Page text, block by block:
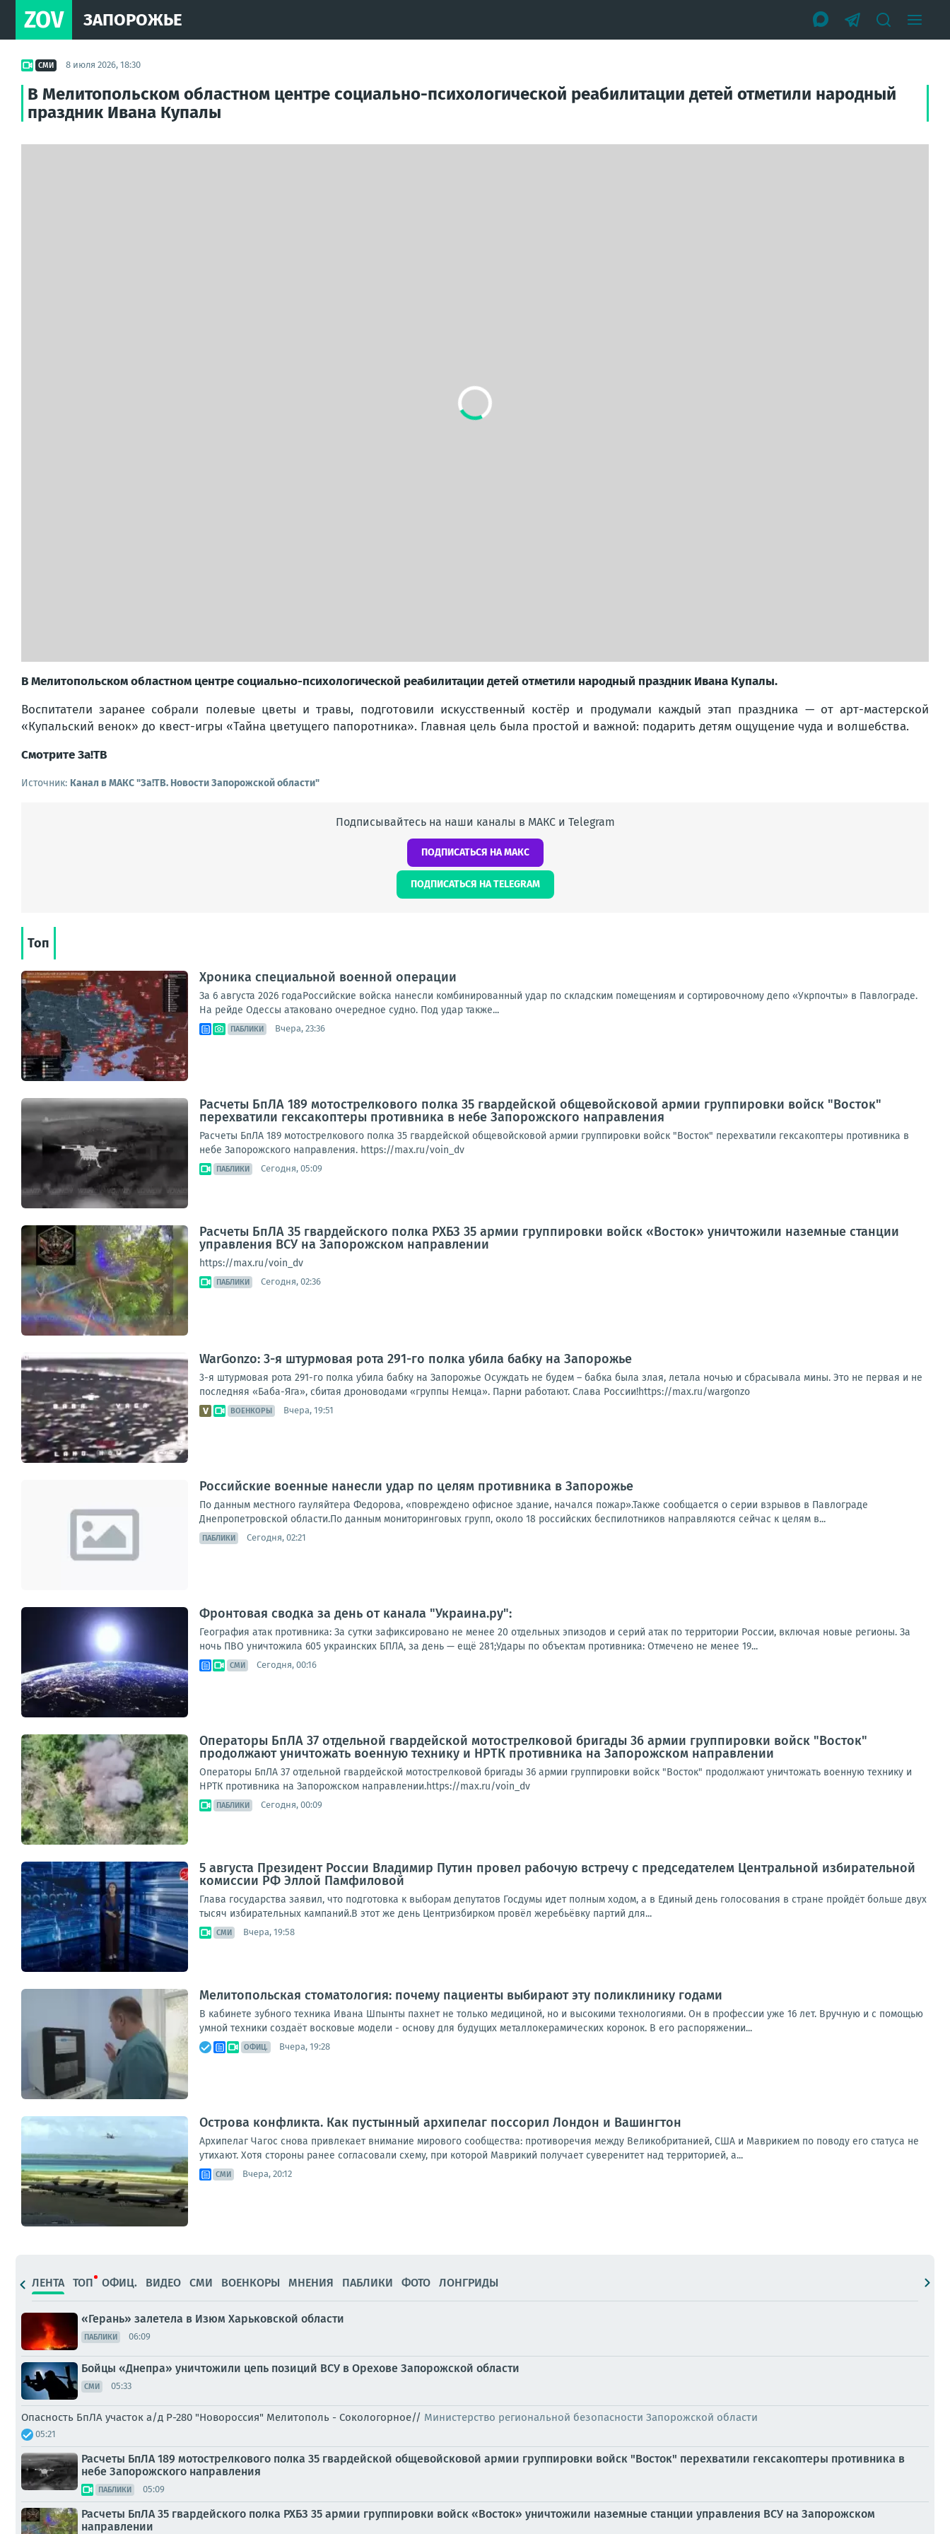
ZOV ЗАПОРОЖЬЕ
СМИ 8 июля 2026, 18:30
В Мелитопольском областном центре социально-психологической реабилитации детей отметили народный
праздник Ивана Купалы
В Мелитопольском областном центре социально-психологической реабилитации детей отметили народный праздник Ивана Купалы.
Воспитатели заранее собрали полевые цветы и травы, подготовили искусственный костёр и продумали каждый этап праздника — от арт-мастерской
«Купальский венок» до квест-игры «Тайна цветущего папоротника». Главная цель была простой и важной: подарить детям ощущение чуда и волшебства.
Смотрите За!ТВ
Источник: Канал в МАКС "Зa!ТВ. Новости Запорожской области"
Подписывайтесь на наши каналы в МАКС и Telegram
ПОДПИСАТЬСЯ НА МАКС
ПОДПИСАТЬСЯ НА TELEGRAM
Топ
Хроника специальной военной операции
За 6 августа 2026 годаРоссийские войска нанесли комбинированный удар по складским помещениям и сортировочному депо «Укрпочты» в Павлограде.
На рейде Одессы атаковано очередное судно. Под удар также...
ПАБЛИКИ Вчера, 23:36
Расчеты БпЛА 189 мотострелкового полка 35 гвардейской общевойсковой армии группировки войск "Восток"
перехватили гексакоптеры противника в небе Запорожского направления
Расчеты БпЛА 189 мотострелкового полка 35 гвардейской общевойсковой армии группировки войск "Восток" перехватили гексакоптеры противника в
небе Запорожского направления. https://max.ru/voin_dv
ПАБЛИКИ Сегодня, 05:09
Расчеты БпЛА 35 гвардейского полка РХБЗ 35 армии группировки войск «Восток» уничтожили наземные станции
управления ВСУ на Запорожском направлении
https://max.ru/voin_dv
ПАБЛИКИ Сегодня, 02:36
WarGonzo: 3-я штурмовая рота 291-го полка убила бабку на Запорожье
3-я штурмовая рота 291-го полка убила бабку на Запорожье Осуждать не будем – бабка была злая, летала ночью и сбрасывала мины. Это не первая и не
последняя «Баба-Яга», сбитая дроноводами «группы Немца». Парни работают. Слава России!https://max.ru/wargonzo
ВОЕНКОРЫ Вчера, 19:51
Российские военные нанесли удар по целям противника в Запорожье
По данным местного гауляйтера Федорова, «повреждено офисное здание, начался пожар».Также сообщается о серии взрывов в Павлограде
Днепропетровской области.По данным мониторинговых групп, около 18 российских беспилотников направляются сейчас к целям в...
ПАБЛИКИ Сегодня, 02:21
Фронтовая сводка за день от канала "Украина.ру":
География атак противника: За сутки зафиксировано не менее 20 отдельных эпизодов и серий атак по территории России, включая новые регионы. За
ночь ПВО уничтожила 605 украинских БПЛА, за день — ещё 281;Удары по объектам противника: Отмечено не менее 19...
СМИ Сегодня, 00:16
Операторы БпЛА 37 отдельной гвардейской мотострелковой бригады 36 армии группировки войск "Восток"
продолжают уничтожать военную технику и НРТК противника на Запорожском направлении
Операторы БпЛА 37 отдельной гвардейской мотострелковой бригады 36 армии группировки войск "Восток" продолжают уничтожать военную технику и
НРТК противника на Запорожском направлении.https://max.ru/voin_dv
ПАБЛИКИ Сегодня, 00:09
5 августа Президент России Владимир Путин провел рабочую встречу с председателем Центральной избирательной
комиссии РФ Эллой Памфиловой
Глава государства заявил, что подготовка к выборам депутатов Госдумы идет полным ходом, а в Единый день голосования в стране пройдёт больше двух
тысяч избирательных кампаний.В этот же день Центризбирком провёл жеребьёвку партий для...
СМИ Вчера, 19:58
Мелитопольская стоматология: почему пациенты выбирают эту поликлинику годами
В кабинете зубного техника Ивана Шпынты пахнет не только медициной, но и высокими технологиями. Он в профессии уже 16 лет. Вручную и с помощью
умной техники создаёт восковые модели - основу для будущих металлокерамических коронок. В его распоряжении...
ОФИЦ. Вчера, 19:28
Острова конфликта. Как пустынный архипелаг поссорил Лондон и Вашингтон
Архипелаг Чагос снова привлекает внимание мирового сообщества: противоречия между Великобританией, США и Маврикием по поводу его статуса не
утихают. Хотя стороны ранее согласовали схему, при которой Маврикий получает суверенитет над территорией, а...
СМИ Вчера, 20:12
ЛЕНТА ТОП ОФИЦ. ВИДЕО СМИ ВОЕНКОРЫ МНЕНИЯ ПАБЛИКИ ФОТО ЛОНГРИДЫ
«Герань» залетела в Изюм Харьковской области
ПАБЛИКИ 06:09
Бойцы «Днепра» уничтожили цепь позиций ВСУ в Орехове Запорожской области
СМИ 05:33
Опасность БпЛА участок а/д Р-280 "Новороссия" Мелитополь - Сокологорное// Министерство региональной безопасности Запорожской области
05:21
Расчеты БпЛА 189 мотострелкового полка 35 гвардейской общевойсковой армии группировки войск "Восток" перехватили гексакоптеры противника в
небе Запорожского направления
ПАБЛИКИ 05:09
Расчеты БпЛА 35 гвардейского полка РХБЗ 35 армии группировки войск «Восток» уничтожили наземные станции управления ВСУ на Запорожском
направлении